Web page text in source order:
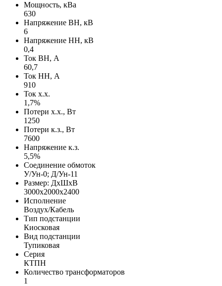
Мощность, кВа
630
Напряжение ВН, кВ
6
Напряжение НН, кВ
0,4
Ток ВН, А
60,7
Ток НН, А
910
Ток х.х.
1,7%
Потери х.х., Вт
1250
Потери к.з., Вт
7600
Напряжение к.з.
5,5%
Соединение обмоток
У/Ун-0; Д/Ун-11
Размер: ДхШхВ
3000х2000х2400
Исполнение
Воздух/Кабель
Тип подстанции
Киосковая
Вид подстанции
Тупиковая
Серия
КТПН
Количество трансформаторов
1